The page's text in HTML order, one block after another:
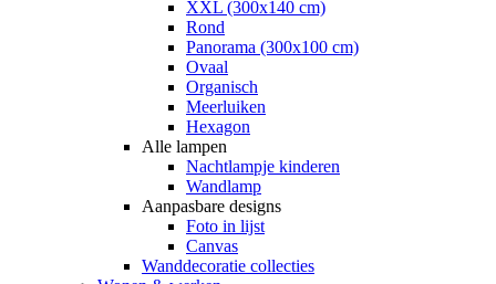
XXL (300x140 cm)
Rond
Panorama (300x100 cm)
Ovaal
Organisch
Meerluiken
Hexagon
Alle lampen
Nachtlampje kinderen
Wandlamp
Aanpasbare designs
Foto in lijst
Canvas
Wanddecoratie collecties